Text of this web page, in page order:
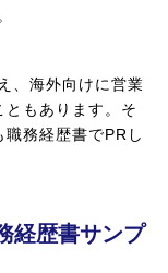
、海外向けに営業
もあります。そ
務経歴書でPRし
経歴書サンプ